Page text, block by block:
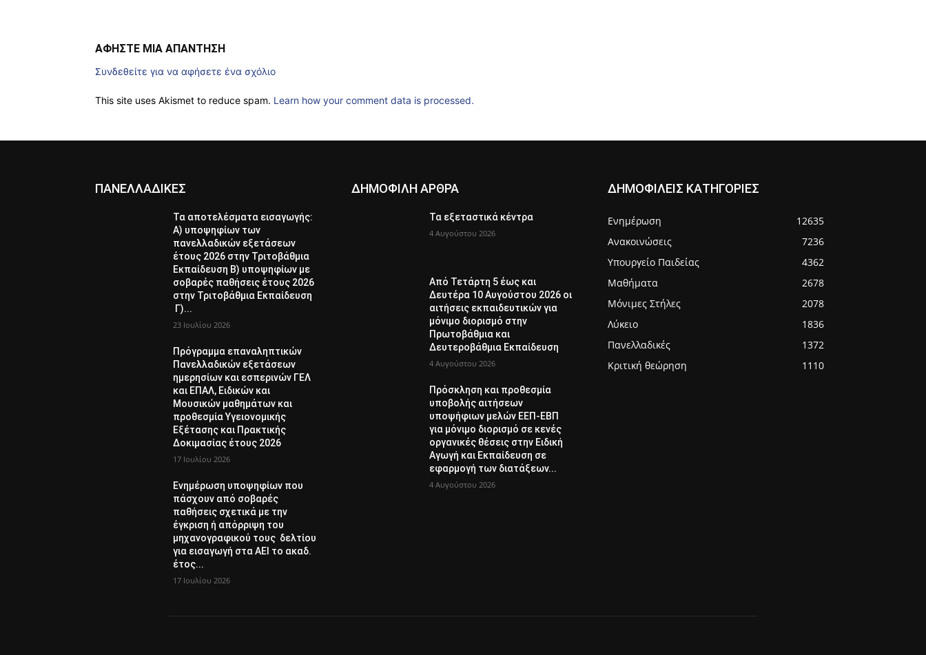
ΑΦΗΣΤΕ ΜΙΑ ΑΠΑΝΤΗΣΗ
Συνδεθείτε για να αφήσετε ένα σχόλιο
This site uses Akismet to reduce spam. Learn how your comment data is processed.
ΠΑΝΕΛΛΑΔΙΚΕΣ
Τα αποτελέσματα εισαγωγής:
Α) υποψηφίων των
πανελλαδικών εξετάσεων
έτους 2026 στην Τριτοβάθμια
Εκπαίδευση Β) υποψηφίων με
σοβαρές παθήσεις έτους 2026
στην Τριτοβάθμια Εκπαίδευση
Γ)...
23 Ιουλίου 2026
Πρόγραμμα επαναληπτικών
Πανελλαδικών εξετάσεων
ημερησίων και εσπερινών ΓΕΛ
και ΕΠΑΛ, Ειδικών και
Μουσικών μαθημάτων και
προθεσμία Υγειονομικής
Εξέτασης και Πρακτικής
Δοκιμασίας έτους 2026
17 Ιουλίου 2026
Ενημέρωση υποψηφίων που
πάσχουν από σοβαρές
παθήσεις σχετικά με την
έγκριση ή απόρριψη του
μηχανογραφικού τους δελτίου
για εισαγωγή στα ΑΕΙ το ακαδ.
έτος...
17 Ιουλίου 2026
ΔΗΜΟΦΙΛΗ ΑΡΘΡΑ
Τα εξεταστικά κέντρα
4 Αυγούστου 2026
Από Τετάρτη 5 έως και
Δευτέρα 10 Αυγούστου 2026 οι
αιτήσεις εκπαιδευτικών για
μόνιμο διορισμό στην
Πρωτοβάθμια και
Δευτεροβάθμια Εκπαίδευση
4 Αυγούστου 2026
Πρόσκληση και προθεσμία
υποβολής αιτήσεων
υποψήφιων μελών ΕΕΠ-ΕΒΠ
για μόνιμο διορισμό σε κενές
οργανικές θέσεις στην Ειδική
Αγωγή και Εκπαίδευση σε
εφαρμογή των διατάξεων...
4 Αυγούστου 2026
ΔΗΜΟΦΙΛΕΙΣ ΚΑΤΗΓΟΡΙΕΣ
Ενημέρωση
12635
Ανακοινώσεις
7236
Υπουργείο Παιδείας
4362
Μαθήματα
2678
Μόνιμες Στήλες
2078
Λύκειο
1836
Πανελλαδικές
1372
Κριτική θεώρηση
1110